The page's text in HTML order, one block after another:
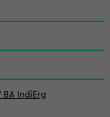
IndiErg